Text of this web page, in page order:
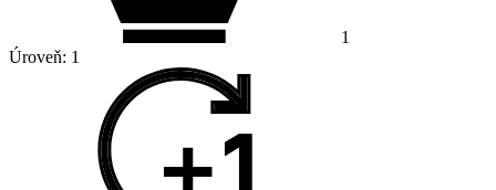
1
Úroveň: 1